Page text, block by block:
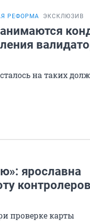
РЕФОРМА ЭКСКЛЮЗИВ
на таких
ярославна
проверке карты